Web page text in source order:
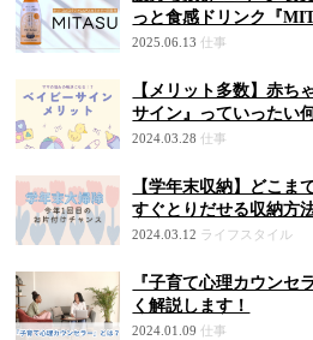
っと食感ドリンク『
2025.06.13 仕事
【メリット多数】赤ち
サイン』っていったい
2024.03.28 仕事
【学年末収納】どこま
すぐとりだせる収納方
2024.03.12 ライフスタイル
『子育て心理カウンセ
く解説します！
2024.01.09 仕事